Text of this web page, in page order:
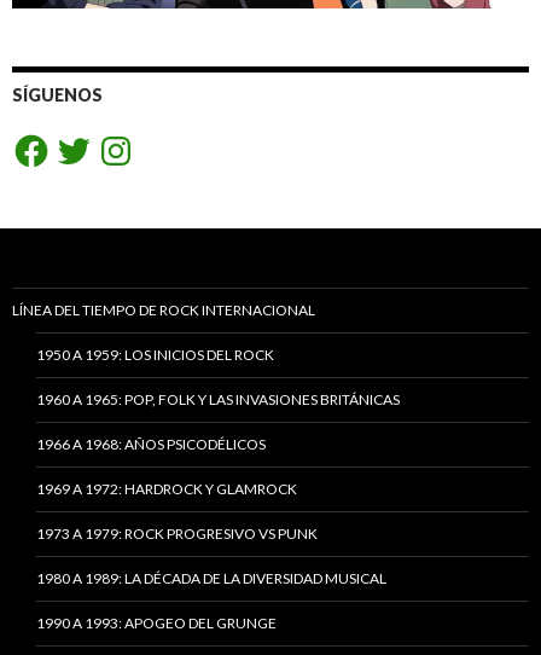
SÍGUENOS
FacebookTwitterInstagram
LÍNEA DEL TIEMPO DE ROCK INTERNACIONAL
1950 A 1959: LOS INICIOS DEL ROCK
1960 A 1965: POP, FOLK Y LAS INVASIONES BRITÁNICAS
1966 A 1968: AÑOS PSICODÉLICOS
1969 A 1972: HARDROCK Y GLAMROCK
1973 A 1979: ROCK PROGRESIVO VS PUNK
1980 A 1989: LA DÉCADA DE LA DIVERSIDAD MUSICAL
1990 A 1993: APOGEO DEL GRUNGE